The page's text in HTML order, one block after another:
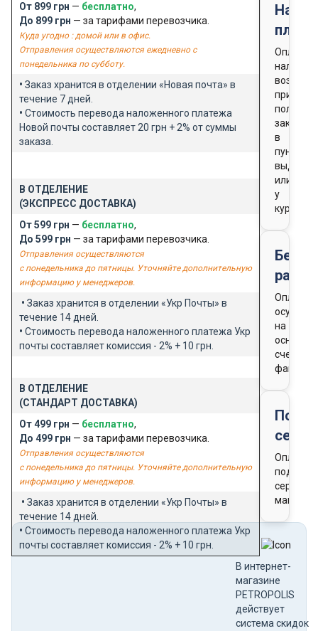
От 899 грн — бесплатно,
До 899 грн — за тарифами перевозчика.
Куда угодно : домой или в офис.
Отправления осуществляются ежедневно с
понедельника по субботу.
• Заказ хранится в отделении «Новая почта» в
течение 7 дней.
• Стоимость перевода наложенного платежа
Новой почты составляет 20 грн + 2% от суммы
заказа.
В ОТДЕЛЕНИЕ
(ЭКСПРЕСС ДОСТАВКА)
От 599 грн — бесплатно,
До 599 грн — за тарифами перевозчика.
Отправления осуществляются
с понедельника до пятницы. Уточняйте дополнительную
информацию у менеджеров.
• Заказ хранится в отделении «Укр Почты» в
течение 14 дней.
• Стоимость перевода наложенного платежа Укр
почты составляет комиссия - 2% + 10 грн.
В ОТДЕЛЕНИЕ
(СТАНДАРТ ДОСТАВКА)
От 499 грн — бесплатно,
До 499 грн — за тарифами перевозчика.
Отправления осуществляются
с понедельника до пятницы. Уточняйте дополнительную
информацию у менеджеров.
• Заказ хранится в отделении «Укр Почты» в
течение 14 дней.
• Стоимость перевода наложенного платежа Укр
почты составляет комиссия - 2% + 10 грн.
Оплата
при
заказа
в
пункте
выдачи
или
у
курьера
Оплата
на
счета-
фактуры
Оплата
В интернет-
магазине
PETROPOLIS
действует
система скидок